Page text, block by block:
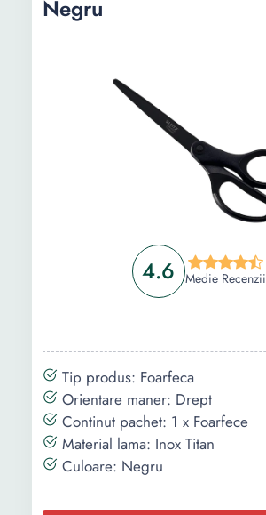
4.6 Medie Recenzii
Negru
Tip produs: Foarfeca
Orientare maner: Drept
Continut pachet: 1 x Foarfece
Material lama: Inox Titan
Culoare: Negru